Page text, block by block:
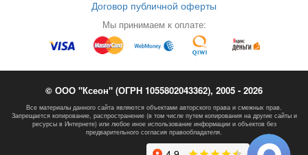
Договор публичной оферты
Мы принимаем к оплате:
© ООО "Ксеон" (ОГРН 1055802043362), 2005 - 2026
Все материалы данного сайта являются объектами авторского права и смежных прав.
Запрещается копирование, распространение (в том числе путем копирования на другие сайты и
ресурсы в Интернете) или любое иное использование информации и объектов без
предварительного согласия правообладателя.